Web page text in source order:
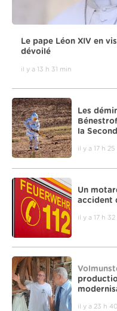
Le pape Léon XIV en
dévoilé
il y a 13 h 31 min
Les
la
il y a 17 h 25
Un
accident
il y a 17 h 32
il y a 23 h